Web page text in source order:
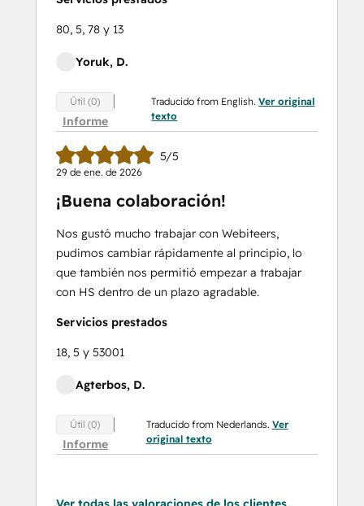
80, 5, 78 y 13
Yoruk, D.
Útil (0)
Informe
Traducido from English.Ver original
texto
5/5
29 de ene. de 2026
¡Buena colaboración!
Nos gustó mucho trabajar con Webiteers,
pudimos cambiar rápidamente al principio, lo
que también nos permitió empezar a trabajar
con HS dentro de un plazo agradable.
Servicios prestados
18, 5 y 53001
Agterbos, D.
Útil (0)
Informe
Traducido from Nederlands. Ver
original texto